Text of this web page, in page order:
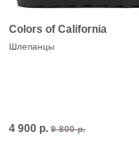
Colors of California
Шлепанцы
4 900 р. 9 800 р.